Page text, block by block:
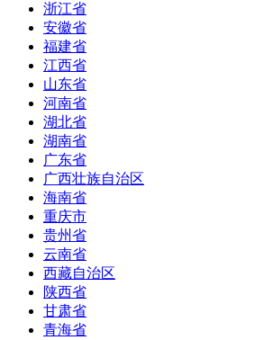
浙江省
安徽省
福建省
江西省
山东省
河南省
湖北省
湖南省
广东省
广西壮族自治区
海南省
重庆市
贵州省
云南省
西藏自治区
陕西省
甘肃省
青海省